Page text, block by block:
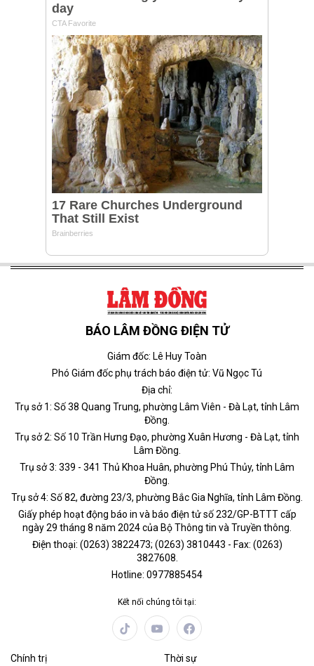
BÁO LÂM ĐỒNG ĐIỆN TỬ
Giám đốc: Lê Huy Toàn
Phó Giám đốc phụ trách báo điện tử: Vũ Ngọc Tú
Địa chỉ:
Trụ sở 1: Số 38 Quang Trung, phường Lâm Viên - Đà Lạt, tỉnh Lâm
Đồng.
Trụ sở 2: Số 10 Trần Hưng Đạo, phường Xuân Hương - Đà Lạt, tỉnh
Lâm Đồng.
Trụ sở 3: 339 - 341 Thủ Khoa Huân, phường Phú Thủy, tỉnh Lâm
Đồng.
Trụ sở 4: Số 82, đường 23/3, phường Bắc Gia Nghĩa, tỉnh Lâm Đồng.
Giấy phép hoạt động báo in và báo điện tử số 232/GP-BTTT cấp
ngày 29 tháng 8 năm 2024 của Bộ Thông tin và Truyền thông.
Điện thoại: (0263) 3822473; (0263) 3810443 - Fax: (0263)
3827608.
Hotline: 0977885454
Kết nối chúng tôi tại:
Chính trị Thời sự